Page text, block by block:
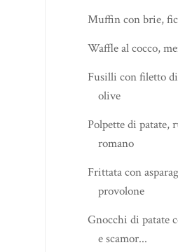
Muffin con brie,
Waffle al cocco,
Fusilli con filetto
olive
Polpette di patate,
romano
Frittata con
provolone
Gnocchi di patate
e scamor...